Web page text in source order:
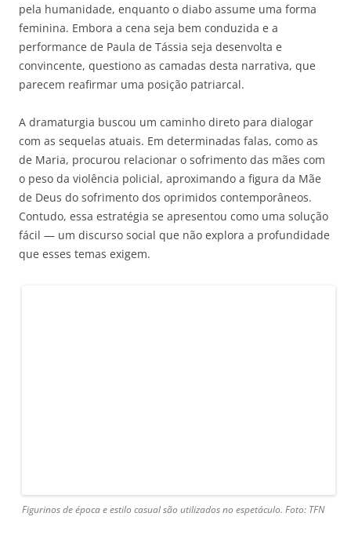
pela humanidade, enquanto o diabo assume uma forma
feminina. Embora a cena seja bem conduzida e a
performance de Paula de Tássia seja desenvolta e
convincente, questiono as camadas desta narrativa, que
parecem reafirmar uma posição patriarcal.
A dramaturgia buscou um caminho direto para dialogar
com as sequelas atuais. Em determinadas falas, como as
de Maria, procurou relacionar o sofrimento das mães com
o peso da violência policial, aproximando a figura da Mãe
de Deus do sofrimento dos oprimidos contemporâneos.
Contudo, essa estratégia se apresentou como uma solução
fácil — um discurso social que não explora a profundidade
que esses temas exigem.
Figurinos de época e estilo casual são utilizados no espetáculo. Foto: TFN